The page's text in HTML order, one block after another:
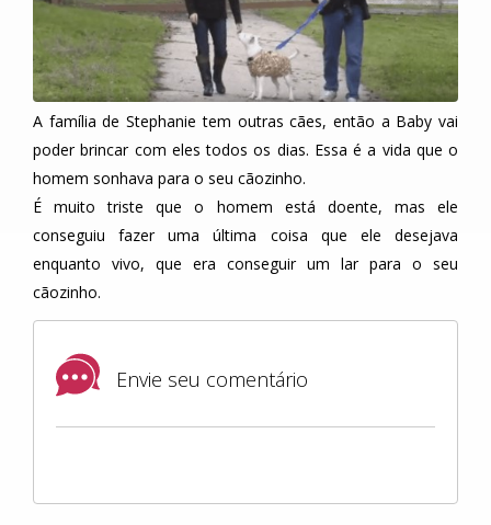
A família de Stephanie tem outras cães, então a Baby vai
poder brincar com eles todos os dias. Essa é a vida que o
homem sonhava para o seu cãozinho.
É muito triste que o homem está doente, mas ele
conseguiu fazer uma última coisa que ele desejava
enquanto vivo, que era conseguir um lar para o seu
cãozinho.
Envie seu comentário